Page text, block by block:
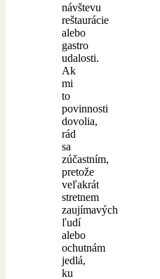
návštevu
reštaurácie
alebo
gastro
udalosti.
Ak
mi
to
povinnosti
dovolia,
rád
sa
zúčastním,
pretože
veľakrát
stretnem
zaujímavých
ľudí
alebo
ochutnám
jedlá,
ku